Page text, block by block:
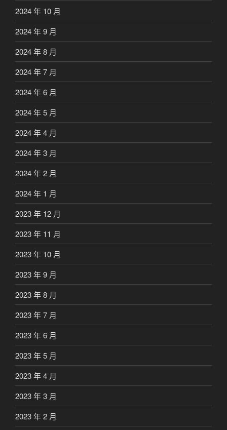
2024 年 10 月
2024 年 9 月
2024 年 8 月
2024 年 7 月
2024 年 6 月
2024 年 5 月
2024 年 4 月
2024 年 3 月
2024 年 2 月
2024 年 1 月
2023 年 12 月
2023 年 11 月
2023 年 10 月
2023 年 9 月
2023 年 8 月
2023 年 7 月
2023 年 6 月
2023 年 5 月
2023 年 4 月
2023 年 3 月
2023 年 2 月